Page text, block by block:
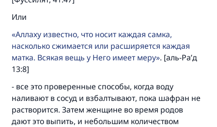
Или
Аллаху известно, что носит каждая самка,
насколько сжимается или расширяется каждая
матка. Всякая вещь у Него имеет меру . [аль-Ра’д
13:8]
- все это проверенные способы, когда воду
наливают в сосуд и взбалтывают, пока шафран не
растворится. Затем женщине во время родов
дают это выпить, и небольшим количеством